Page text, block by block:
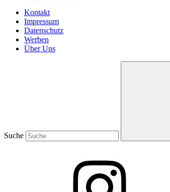
Kontakt
Impressum
Datenschutz
Werben
Über Uns
Suche